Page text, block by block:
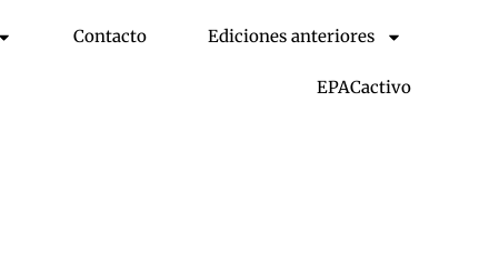
Contacto Ediciones anteriores
EPACactivo